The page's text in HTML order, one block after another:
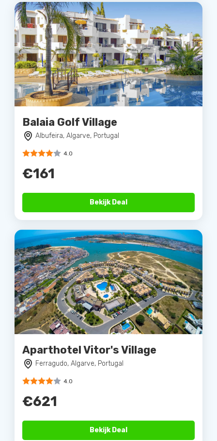
Balaia Golf Village
Albufeira, Algarve, Portugal
4.0
€161
Bekijk Deal
Aparthotel Vitor's Village
Ferragudo, Algarve, Portugal
4.0
€621
Bekijk Deal